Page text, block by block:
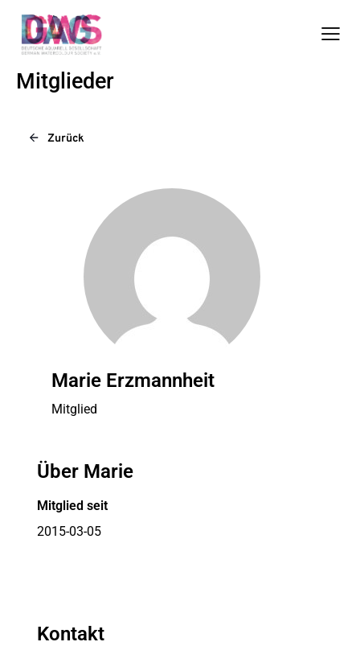
Mitglieder
Zurück
Marie Erzmannheit
Mitglied
Über Marie
Mitglied seit
2015-03-05
Kontakt